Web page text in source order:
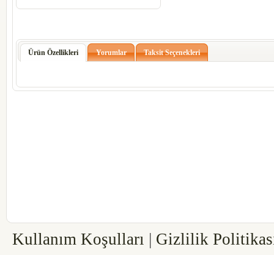
Ürün Özellikleri Yorumlar Taksit Seçenekleri
Kullanım Koşulları | Gizlilik